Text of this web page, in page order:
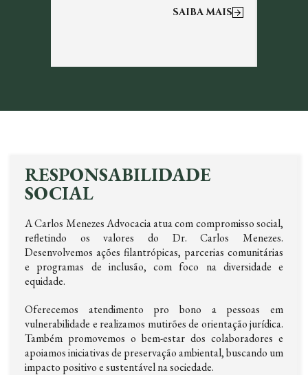
SAIBA MAIS
RESPONSABILIDADE
SOCIAL
A Carlos Menezes Advocacia atua com compromisso social,
refletindo os valores do Dr. Carlos Menezes.
Desenvolvemos ações filantrópicas, parcerias comunitárias
e programas de inclusão, com foco na diversidade e
equidade.
Oferecemos atendimento pro bono a pessoas em
vulnerabilidade e realizamos mutirões de orientação jurídica.
Também promovemos o bem-estar dos colaboradores e
apoiamos iniciativas de preservação ambiental, buscando um
impacto positivo e sustentável na sociedade.